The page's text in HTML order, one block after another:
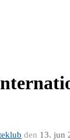
den 13. jun